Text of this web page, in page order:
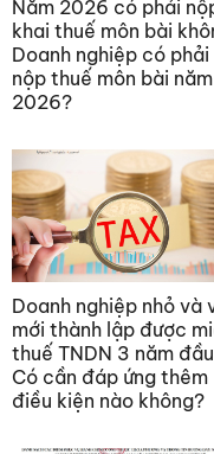
Năm 2026 có phải
khai thuế môn bài
Doanh nghiệp có phải
nộp thuế môn bài năm
2026?
Doanh nghiệp nhỏ và
mới thành lập được
thuế TNDN 3 năm
Có cần đáp ứng thêm
điều kiện nào không?